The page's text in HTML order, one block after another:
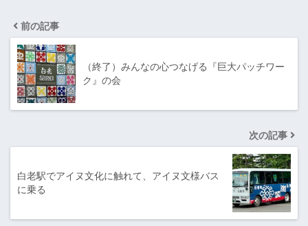
前の記事
（終了）みんなの心つなげる『巨大パッチワー
ク』の会
次の記事
白老駅でアイヌ文化に触れて、アイヌ文様バス
に乗る